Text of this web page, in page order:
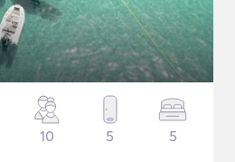
10 5 5